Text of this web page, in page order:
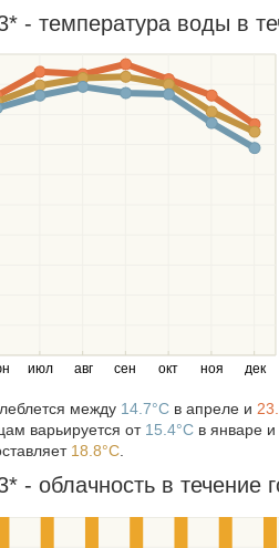
- температура воды в
июл авг сен окт ноя дек
между 14.7°C в апреле и
варьируется от 15.4°C в январе и
18.8°C
- облачность в течение